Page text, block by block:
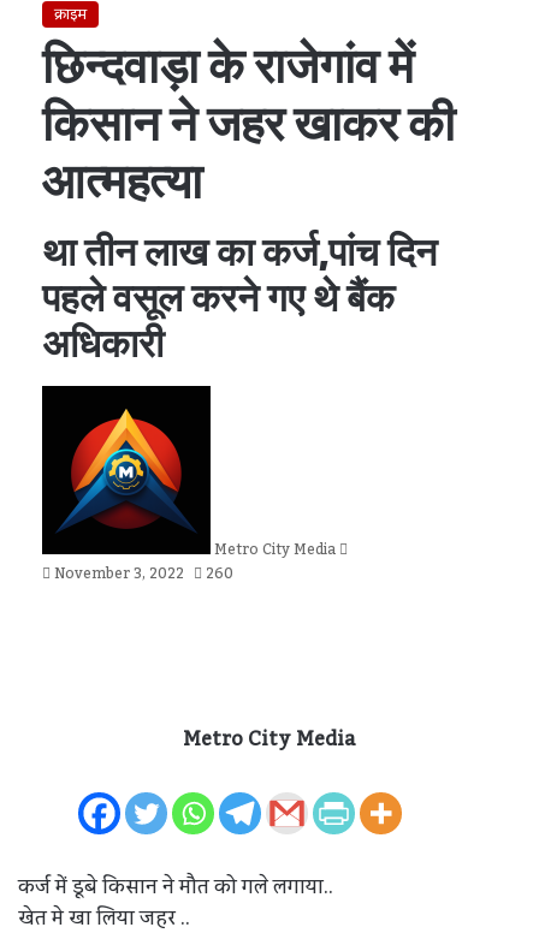
क्राइम
छिन्दवाड़ा के राजेगांव में
किसान ने जहर खाकर की
आत्महत्या
था तीन लाख का कर्ज,पांच दिन
पहले वसूल करने गए थे बैंक
अधिकारी
Metro City Media
November 3, 2022 260
Metro City Media
कर्ज में डूबे किसान ने मौत को गले लगाया..
खेत मे खा लिया जहर ..